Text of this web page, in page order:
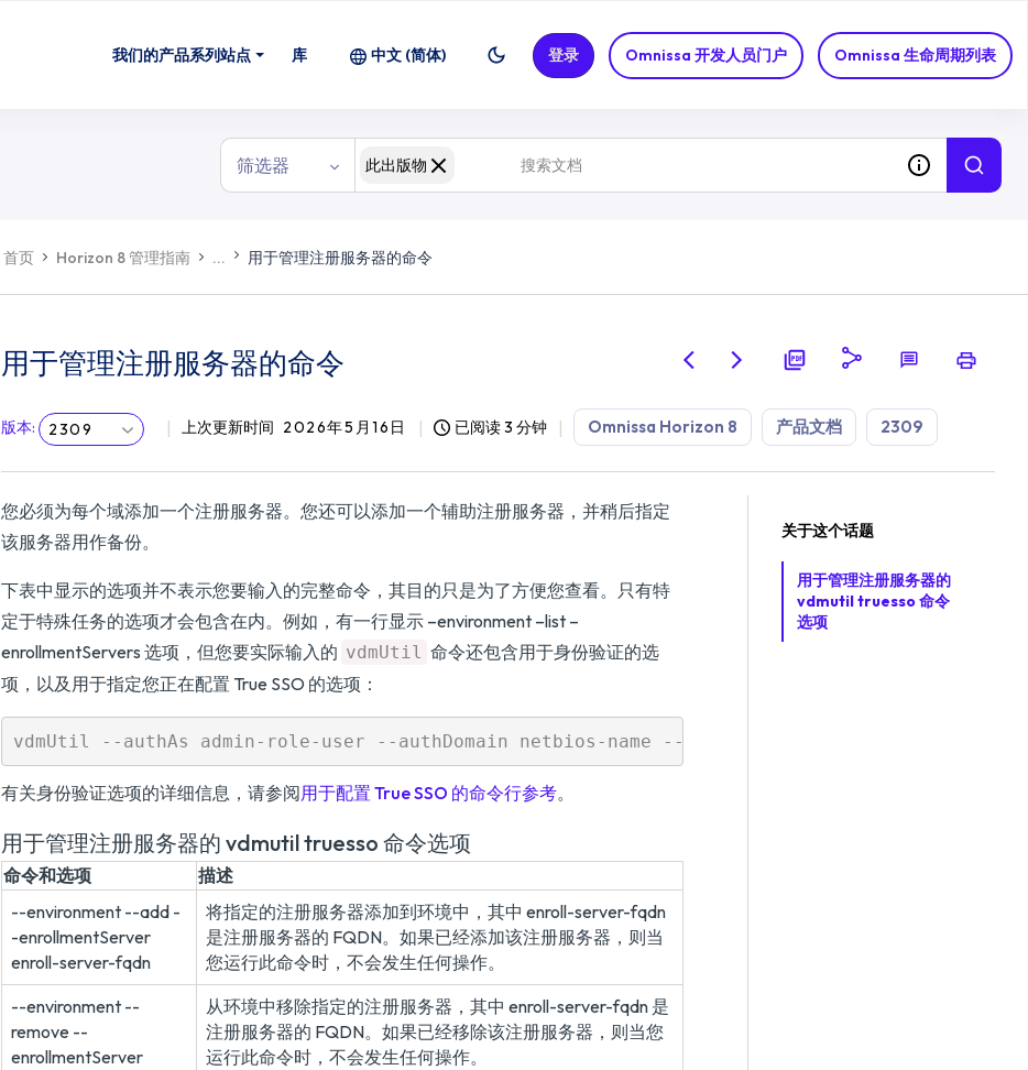
我们的产品系列站点 库 Omnissa 开发人员门户 Omnissa 生命周期列表
中文 (简体) 登录
筛选器 此出版物
首页 Horizon 8 管理指南 ... 用于管理注册服务器的命令
用于管理注册服务器的命令
版本: 2309 上次更新时间 2026年5月16日 已阅读 3 分钟 Omnissa Horizon 8 产品文档 2309
您必须为每个域添加一个注册服务器。您还可以添加一个辅助注册服务器，并稍后指定
该服务器用作备份。
下表中显示的选项并不表示您要输入的完整命令，其目的只是为了方便您查看。只有特
定于特殊任务的选项才会包含在内。例如，有一行显示 –environment –list –
enrollmentServers 选项，但您要实际输入的 vdmUtil 命令还包含用于身份验证的选
项，以及用于指定您正在配置 True SSO 的选项：
有关身份验证选项的详细信息，请参阅用于配置 True SSO 的命令行参考。
用于管理注册服务器的 vdmutil truesso 命令选项
命令和选项
描述
--environment --add -
-enrollmentServer
enroll-server-fqdn
将指定的注册服务器添加到环境中，其中 enroll-server-fqdn
是注册服务器的 FQDN。如果已经添加该注册服务器，则当
您运行此命令时，不会发生任何操作。
--environment --
remove --
enrollmentServer
从环境中移除指定的注册服务器，其中 enroll-server-fqdn 是
注册服务器的 FQDN。如果已经移除该注册服务器，则当您
运行此命令时，不会发生任何操作。
关于这个话题
用于管理注册服务器的
vdmutil truesso 命令
选项